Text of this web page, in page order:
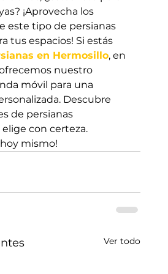
¡Aprovecha los
este tipo de persianas
tus espacios! Si estás
en Hermosillo, en
nuestro
móvil para una
Descubre
de persianas
con certeza.
mismo!
Ver todo